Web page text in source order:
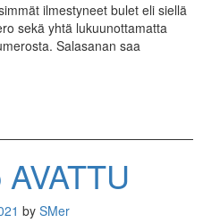
ilmestyneet bulet eli siellä
sekä yhtä lukuunottamatta
Salasanan saa
by SMer